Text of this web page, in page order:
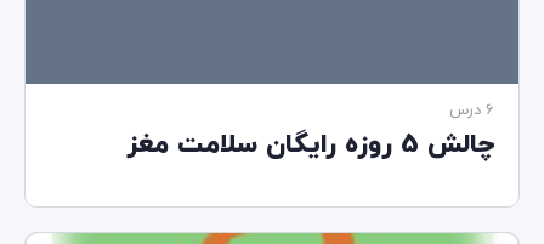
6 درس‌
چالش 5 روزه رایگان سلامت مغز